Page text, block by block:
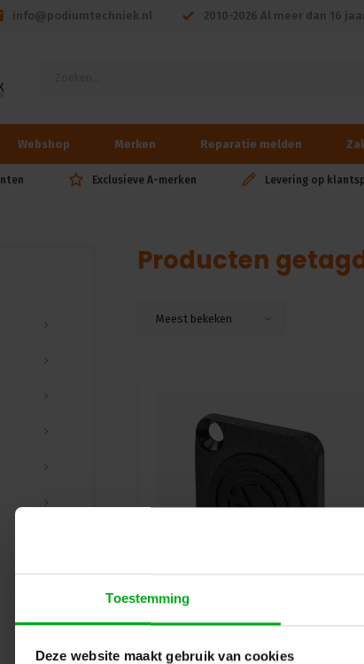
Toestemming
Deze website maakt gebruik van cookies
info@podiumtechniek.nl 2010-2026 Al meer dan 16
Webshop Merken Reparatie melden
Exclusieve A-merken Levering op
Producten
Meest bekeken